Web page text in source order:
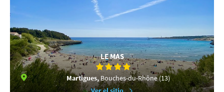
LE MAS
Martigues, Bouches-du-Rhône (13)